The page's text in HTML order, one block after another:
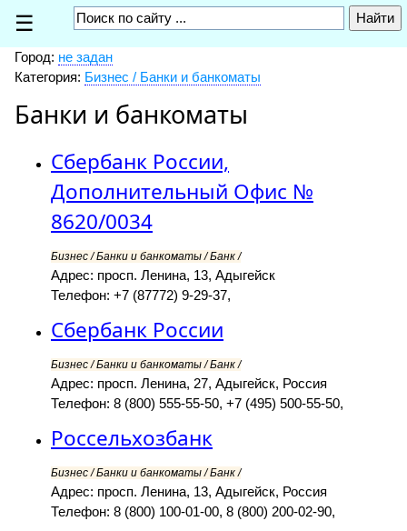
☰
Город: не задан
Категория: Бизнес / Банки и банкоматы
Банки и банкоматы
Сбербанк России,
Дополнительный Офис №
8620/0034
Бизнес / Банки и банкоматы / Банк /
Адрес: просп. Ленина, 13, Адыгейск
Телефон: +7 (87772) 9-29-37,
Сбербанк России
Бизнес / Банки и банкоматы / Банк /
Адрес: просп. Ленина, 27, Адыгейск, Россия
Телефон: 8 (800) 555-55-50, +7 (495) 500-55-50,
Россельхозбанк
Бизнес / Банки и банкоматы / Банк /
Адрес: просп. Ленина, 13, Адыгейск, Россия
Телефон: 8 (800) 100-01-00, 8 (800) 200-02-90,